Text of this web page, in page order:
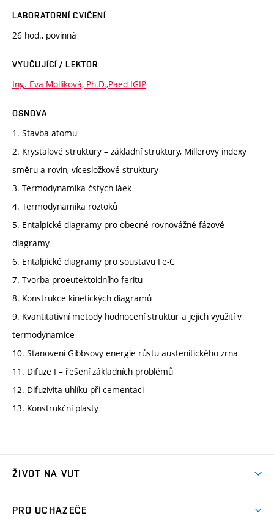
LABORATORNÍ CVIČENÍ
26 hod., povinná
VYUČUJÍCÍ / LEKTOR
Ing. Eva Molliková, Ph.D.,Paed IGIP
OSNOVA
1. Stavba atomu
2. Krystalové struktury – základní struktury, Millerovy indexy
směru a rovin, vícesložkové struktury
3. Termodynamika čstych láek
4. Termodynamika roztoků
5. Entalpické diagramy pro obecné rovnovážné fázové
diagramy
6. Entalpické diagramy pro soustavu Fe-C
7. Tvorba proeutektoidního feritu
8. Konstrukce kinetických diagramů
9. Kvantitativní metody hodnocení struktur a jejich využití v
termodynamice
10. Stanovení Gibbsovy energie růstu austenitického zrna
11. Difuze I – řešení základních problémů
12. Difuzivita uhlíku při cementaci
13. Konstrukční plasty
ŽIVOT NA VUT
PRO UCHAZEČE